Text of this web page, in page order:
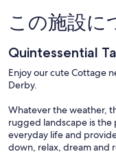
この施設に
Quintessential
Enjoy our cute Cottage
Derby.
Whatever the weather,
rugged landscape is
everyday life and
down, relax, dream and